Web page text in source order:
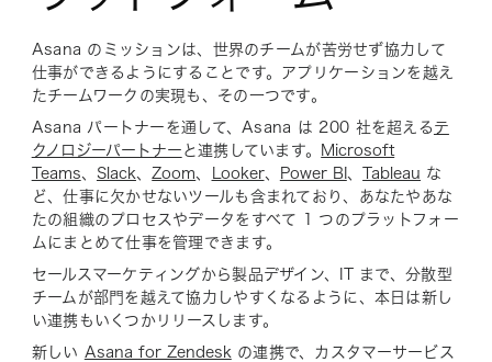
Asana のミッションは、世界のチームが苦労せず協力して
仕事ができるようにすることです。アプリケーションを越え
たチームワークの実現も、その一つです。
Asana パートナーを通して、Asana は 200 社を超える テ
クノロジーパートナー と連携しています。
Microsoft
Teams、 Slack、Zoom、 Looker、 Power BI 、 Tableau な
ど、仕事に欠かせないツールも含まれており、あなたやあな
たの組織のプロセスやデータをすべて 1 つのプラットフォー
ムにまとめて仕事を管理できます。
セールスマーケティングから製品デザイン、IT まで、分散型
チームが部門を越えて協力しやすくなるように、本日は新し
い連携もいくつかリリースします。
新しい Asana for Zendesk の連携で、カスタマーサービス